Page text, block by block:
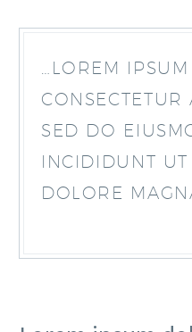
…LOREM
CONSECTETUR
SED DO
INCIDIDUNT
DOLORE